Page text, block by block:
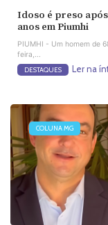
Idoso é preso
anos em Piumhi
PIUMHI - Um homem de
feira,...
DESTAQUES Ler na
COLUNA MG